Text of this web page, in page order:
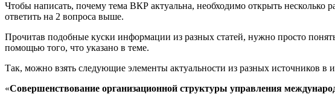
Чтобы написать, почему тема ВКР актуальна, необходимо открыть несколько
ответить на 2 вопроса выше.
Прочитав подобные куски информации из разных статей, нужно просто
помощью того, что указано в теме.
Так, можно взять следующие элементы актуальности из разных источников в
«Совершенствование организационной структуры управления